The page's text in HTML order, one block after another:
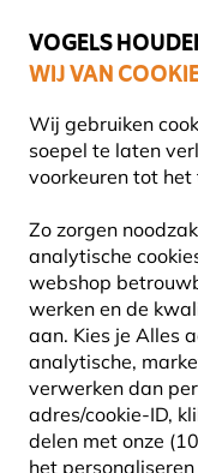
VOGELS
WIJ VAN
Wij gebruiken
soepel te laten
voorkeuren tot
Zo zorgen
analytische
webshop
werken en de
aan. Kies je Alles
analytische,
verwerken dan
adres/cookie-ID,
delen met onze
het
GROTE
26 September